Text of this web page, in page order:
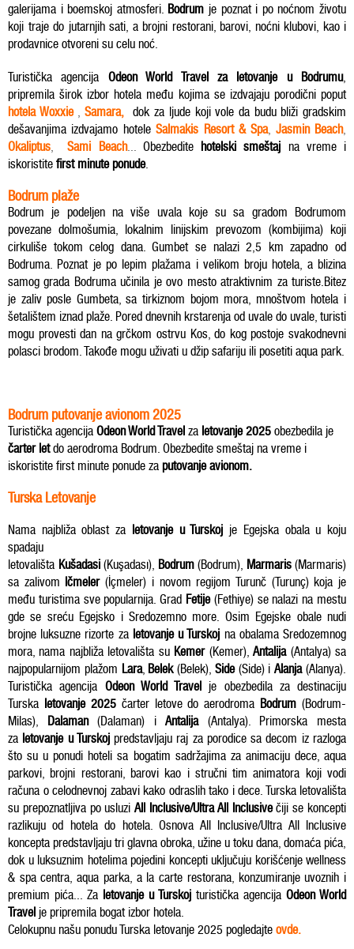
galerijama i boemskoj atmosferi. Bodrum je poznat i po noćnom životu
koji traje do jutarnjih sati, a brojni restorani, barovi, noćni klubovi, kao i
prodavnice otvoreni su celu noć.
Turistička agencija Odeon World Travel za letovanje u Bodrumu,
pripremila širok izbor hotela među kojima se izdvajaju porodični poput
hotela Woxxie,Samara,
dok za ljude koji vole da budu bliži gradskim
dešavanjima izdvajamo hotele Salmakis Resort & Spa, Jasmin Beach,
Okaliptus,Sami Beach... Obezbedite hotelski smeštaj na vreme i
iskoristite first minute ponude.
Bodrum plaže
Bodrum je podeljen na više uvala koje su sa gradom Bodrumom
povezane dolmošumia, lokalnim linijskim prevozom (kombijima) koji
cirkuliše tokom celog dana. Gumbet se nalazi 2,5 km zapadno od
Bodruma. Poznat je po lepim plažama i velikom broju hotela, a blizina
samog grada Bodruma učinila je ovo mesto atraktivnim za turiste.Bitez
je zaliv posle Gumbeta, sa tirkiznom bojom mora, mnoštvom hotela i
šetalištem iznad plaže. Pored dnevnih krstarenja od uvale do uvale, turisti
mogu provesti dan na grčkom ostrvu Kos, do kog postoje svakodnevni
polasci brodom. Takođe mogu uživati u džip safariju ili posetiti aqua park.
Bodrum putovanje avionom 2025
Turistička agencija Odeon World Travel za letovanje 2025 obezbedila je
čarter letdo aerodroma Bodrum. Obezbedite smeštaj na vreme i
iskoristite first minute ponude za putovanje avionom.
Turska Letovanje
Nama najbliža oblast za letovanje u Turskoj je Egejska obala u koju
spadaju
letovališta Kušadasi (Kuşadası), Bodrum(Bodrum), Marmaris (Marmaris)
sa zalivom Ičmeler(İçmeler) i novom regijom Turunč (Turunç) koja je
među turistima sve popularnija. Grad Fetije (Fethiye) se nalazi na mestu
gde se sreću Egejsko i Sredozemno more. Osim Egejske obale nudi
brojne luksuzne rizorte za letovanje u Turskoj na obalama Sredozemnog
mora, nama najbliža letovališta su Kemer(Kemer),Antalija(Antalya) sa
najpopularnijom plažom Lara, Belek(Belek), Side(Side) iAlanja (Alanya).
Turistička agencija Odeon World Travel je obezbedila za destinaciju
Turska letovanje 2025čarter letove do aerodroma Bodrum (Bodrum-
Milas), Dalaman(Dalaman) iAntalija(Antalya). Primorska mesta
za letovanje u Turskojpredstavljaju raj za porodice sa decom iz razloga
što su u ponudi hoteli sa bogatim sadržajima za animaciju dece, aqua
parkovi, brojni restorani, barovi kao i stručni tim animatora koji vodi
računa o celodnevnoj zabavi kako odraslih tako i dece. Turska letovališta
su prepoznatljiva po usluziAll Inclusive/Ultra All Inclusivečiji se koncepti
razlikuju od hotela do hotela. Osnova All Inclusive/Ultra All Inclusive
koncepta predstavljaju tri glavna obroka, užine u toku dana, domaća pića,
dok u luksuznim hotelima pojedini koncepti uključuju korišćenje wellness
& spa centra, aqua parka, a la carte restorana, konzumiranje uvoznih i
premium pića... Za letovanje u Turskoj turistička agencija Odeon World
Travel je pripremila bogat izbor hotela.
Celokupnu našu ponudu Turska letovanje 2025 pogledajte ovde.